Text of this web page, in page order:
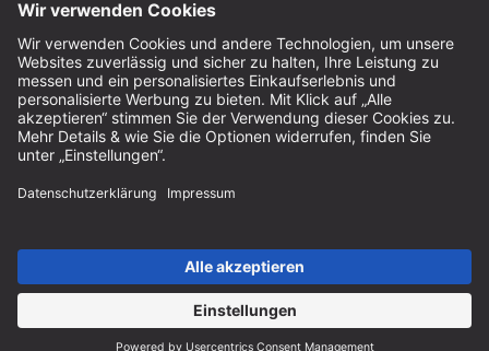
Impressum
AGB
Datenschutz
Cookie-Einstellungen
© 2026 sauter GmbH
* kostenloser Versand ab 150 Euro Bestellwert innerhalb
Deutschlands für die Standard-Paketgrößen - ausgenommen
Sperrgut und Fracht
In Abh. des Lieferlandes kann die MwSt. an der Kasse variieren.